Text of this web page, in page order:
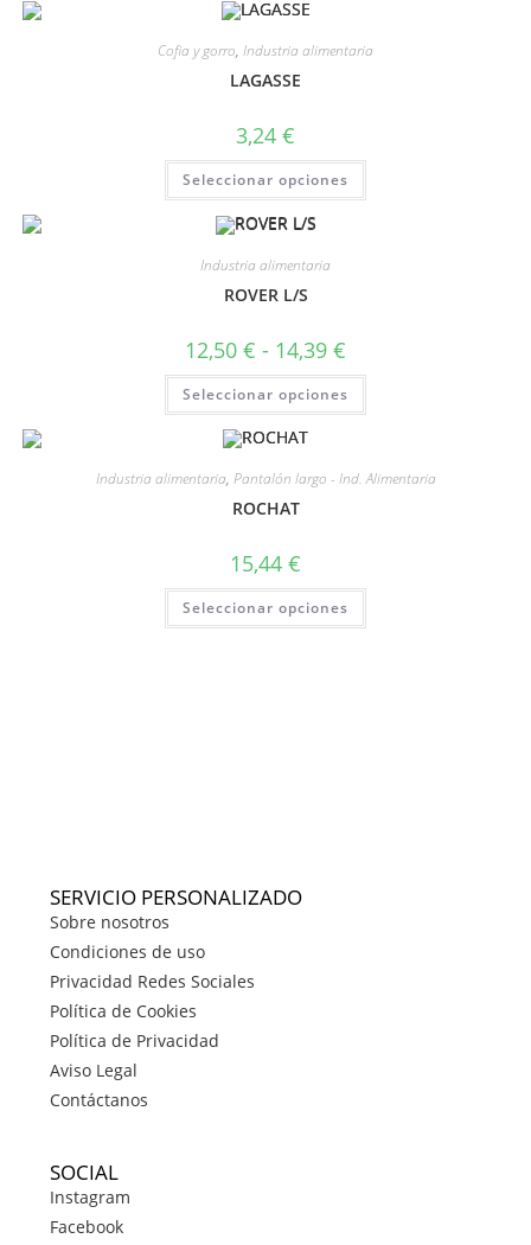
Cofia y gorro, Industria alimentaria
LAGASSE
3,24 €
Seleccionar opciones
Industria alimentaria
ROVER L/S
12,50 € - 14,39 €
Seleccionar opciones
Industria alimentaria, Pantalón largo - Ind. Alimentaria
ROCHAT
15,44 €
Seleccionar opciones
SERVICIO PERSONALIZADO
Sobre nosotros
Condiciones de uso
Privacidad Redes Sociales
Política de Cookies
Política de Privacidad
Aviso Legal
Contáctanos
SOCIAL
Instagram
Facebook